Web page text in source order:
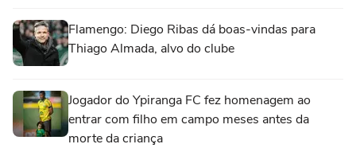
Flamengo: Diego Ribas dá boas-vindas para
Thiago Almada, alvo do clube
Jogador do Ypiranga FC fez homenagem ao
entrar com filho em campo meses antes da
morte da criança